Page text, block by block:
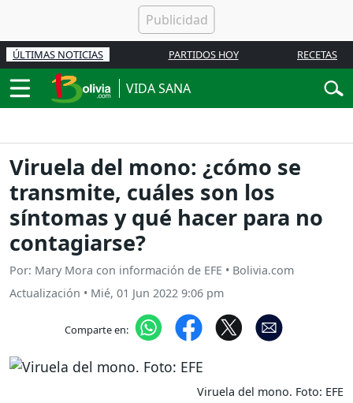
ÚLTIMAS NOTICIAS PARTIDOS HOY RECETAS
VIDA SANA
Viruela del mono: ¿cómo se
transmite, cuáles son los
síntomas y qué hacer para no
contagiarse?
Por: Mary Mora con información de EFE • Bolivia.com
Actualización • Mié, 01 Jun 2022 9:06 pm
Comparte en:
Viruela del mono. Foto: EFE